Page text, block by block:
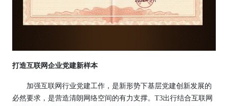
打造互联网企业党建新样本
加强互联网行业党建工作，是新形势下基层党建创新发展的
必然要求，是营造清朗网络空间的有力支撑。 T3出行结合互联网